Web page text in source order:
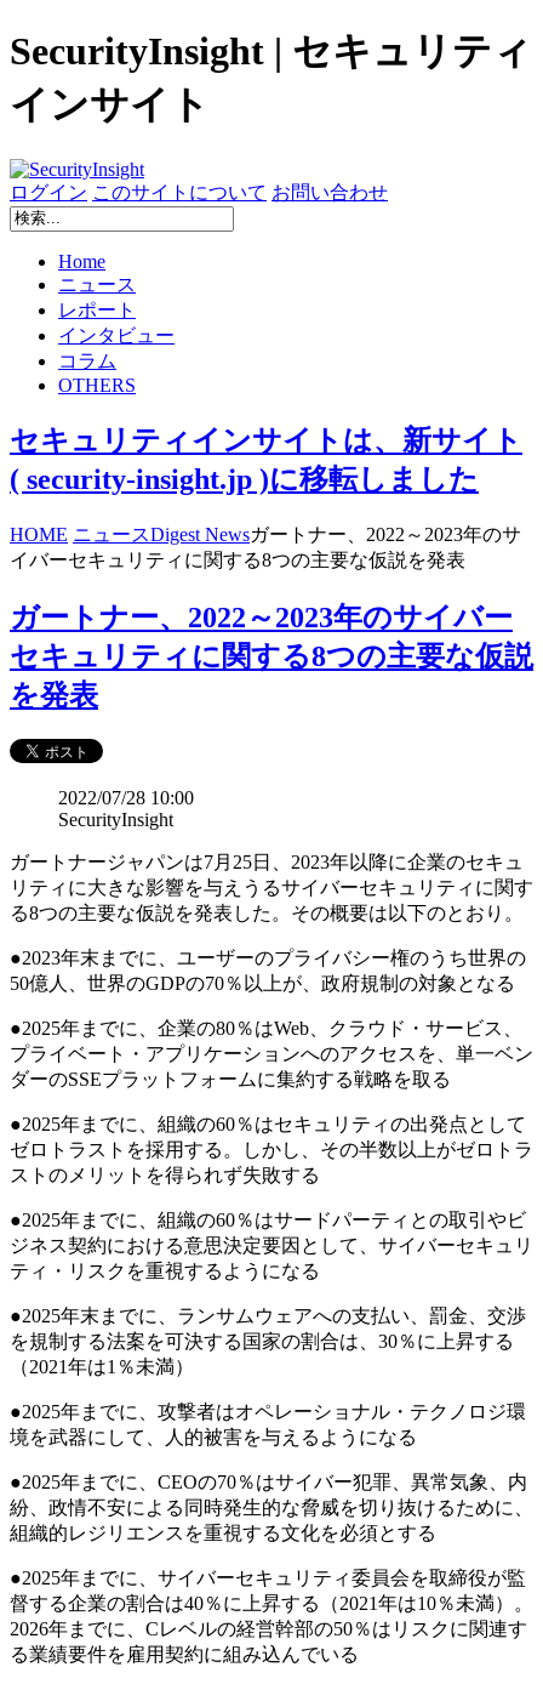
SecurityInsight | セキュリティ
インサイト
ログイン このサイトについて お問い合わせ
Home
ニュース
レポート
インタビュー
コラム
OTHERS
セキュリティインサイトは、新サイト
( security-insight.jp )に移転しました
HOME ニュースDigest Newsガートナー、2022～2023年のサ
イバーセキュリティに関する8つの主要な仮説を発表
ガートナー、2022～2023年のサイバー
セキュリティに関する8つの主要な仮説
を発表
2022/07/28 10:00
SecurityInsight
ガートナージャパンは7月25日、2023年以降に企業のセキュ
リティに大きな影響を与えうるサイバーセキュリティに関す
る8つの主要な仮説を発表した。その概要は以下のとおり。
●2023年末までに、ユーザーのプライバシー権のうち世界の
50億人、世界のGDPの70％以上が、政府規制の対象となる
●2025年までに、企業の80％はWeb、クラウド・サービス、
プライベート・アプリケーションへのアクセスを、単一ベン
ダーのSSEプラットフォームに集約する戦略を取る
●2025年までに、組織の60％はセキュリティの出発点として
ゼロトラストを採用する。しかし、その半数以上がゼロトラ
ストのメリットを得られず失敗する
●2025年までに、組織の60％はサードパーティとの取引やビ
ジネス契約における意思決定要因として、サイバーセキュリ
ティ・リスクを重視するようになる
●2025年末までに、ランサムウェアへの支払い、罰金、交渉
を規制する法案を可決する国家の割合は、30％に上昇する
（2021年は1％未満）
●2025年までに、攻撃者はオペレーショナル・テクノロジ環
境を武器にして、人的被害を与えるようになる
●2025年までに、CEOの70％はサイバー犯罪、異常気象、内
紛、政情不安による同時発生的な脅威を切り抜けるために、
組織的レジリエンスを重視する文化を必須とする
●2025年までに、サイバーセキュリティ委員会を取締役が監
督する企業の割合は40％に上昇する（2021年は10％未満）。
2026年までに、Cレベルの経営幹部の50％はリスクに関連す
る業績要件を雇用契約に組み込んでいる